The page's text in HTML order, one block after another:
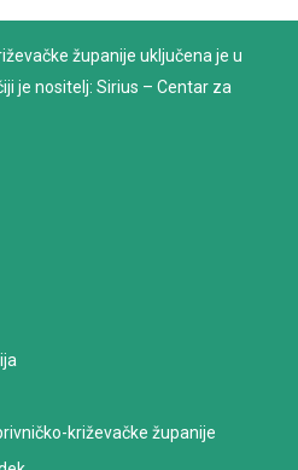
županije uključena je u
je nositelj: Sirius – Centar za
križevačke županije